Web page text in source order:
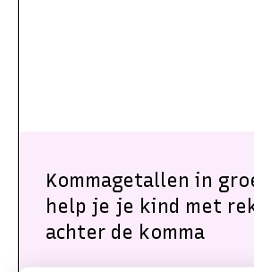
Kommagetallen in
help je je kind met
achter de komma